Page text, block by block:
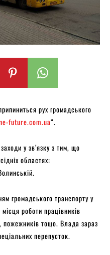
рух громадського
future.com.ua“.
у зв’язку з тим, що
областях:
громадського транспорту у
роботи працівників
пожежників тощо. Влада зараз
перепусток.